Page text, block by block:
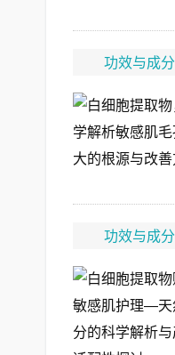
功效与成分
功效与成分